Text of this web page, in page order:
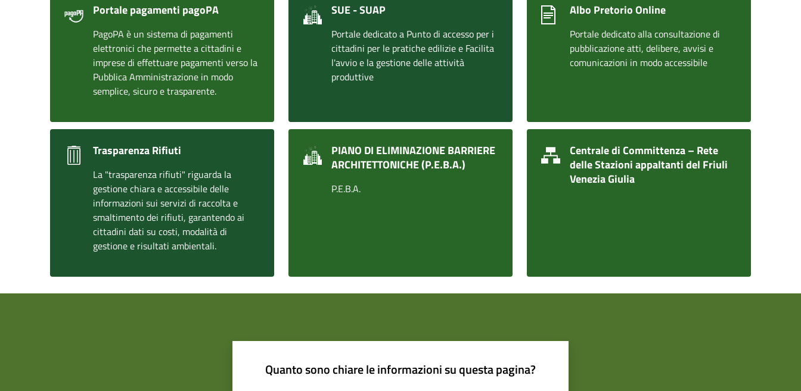
Portale pagamenti pagoPA
PagoPA è un sistema di pagamenti
elettronici che permette a cittadini e
imprese di effettuare pagamenti verso la
Pubblica Amministrazione in modo
semplice, sicuro e trasparente.
SUE - SUAP
Portale dedicato a Punto di accesso per i
cittadini per le pratiche edilizie e Facilita
l'avvio e la gestione delle attività
produttive
Albo Pretorio Online
Portale dedicato alla consultazione di
pubblicazione atti, delibere, avvisi e
comunicazioni in modo accessibile
Trasparenza Rifiuti
La "trasparenza rifiuti" riguarda la
gestione chiara e accessibile delle
informazioni sui servizi di raccolta e
smaltimento dei rifiuti, garantendo ai
cittadini dati su costi, modalità di
gestione e risultati ambientali.
PIANO DI ELIMINAZIONE BARRIERE
ARCHITETTONICHE (P.E.B.A.)
P.E.B.A.
Centrale di Committenza – Rete
delle Stazioni appaltanti del Friuli
Venezia Giulia
Quanto sono chiare le informazioni su questa pagina?